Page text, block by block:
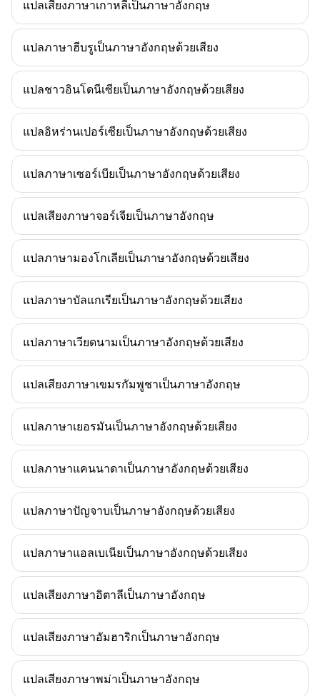
แปลเสียงภาษาเกาหลีเป็นภาษาอังกฤษ
แปลภาษาฮีบรูเป็นภาษาอังกฤษด้วยเสียง
แปลชาวอินโดนีเซียเป็นภาษาอังกฤษด้วยเสียง
แปลอิหร่านเปอร์เซียเป็นภาษาอังกฤษด้วยเสียง
แปลภาษาเซอร์เบียเป็นภาษาอังกฤษด้วยเสียง
แปลเสียงภาษาจอร์เจียเป็นภาษาอังกฤษ
แปลภาษามองโกเลียเป็นภาษาอังกฤษด้วยเสียง
แปลภาษาบัลแกเรียเป็นภาษาอังกฤษด้วยเสียง
แปลภาษาเวียดนามเป็นภาษาอังกฤษด้วยเสียง
แปลเสียงภาษาเขมรกัมพูชาเป็นภาษาอังกฤษ
แปลภาษาเยอรมันเป็นภาษาอังกฤษด้วยเสียง
แปลภาษาแคนนาดาเป็นภาษาอังกฤษด้วยเสียง
แปลภาษาปัญจาบเป็นภาษาอังกฤษด้วยเสียง
แปลภาษาแอลเบเนียเป็นภาษาอังกฤษด้วยเสียง
แปลเสียงภาษาอิตาลีเป็นภาษาอังกฤษ
แปลเสียงภาษาอัมฮาริกเป็นภาษาอังกฤษ
แปลเสียงภาษาพม่าเป็นภาษาอังกฤษ